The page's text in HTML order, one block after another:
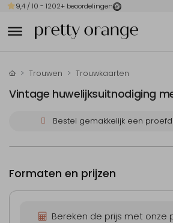
9,4 / 10 - 1202+ beoordelingen
Trouwen Trouwkaarten
Vintage huwelijksuitnodiging
Bestel gemakkelijk een
Formaten en prijzen
Bereken de prijs met onze